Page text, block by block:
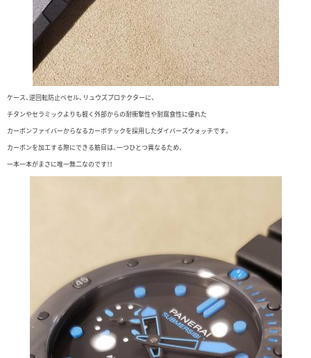
ケース、逆回転防止ベセル、リュウズプロテクターに、
チタンやセラミックよりも軽く外部からの耐衝撃性や耐腐食性に優れた
カーボンファイバーからなるカーボテックを採用したダイバーズウォッチです。
カーボンを加工する際にできる筋目は、一つひとつ異なるため、
一本一本がまさに唯一無二なのです！！